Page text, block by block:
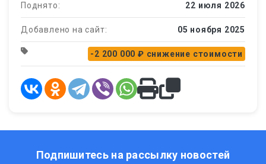
Поднято: 22 июля 2026
Добавлено на сайт: 05 ноября 2025
-2 200 000 ₽ снижение стоимости
Подпишитесь на рассылку новостей